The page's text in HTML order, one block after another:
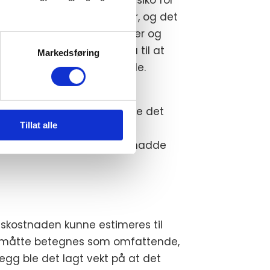
Markedsføring
Tillat alle
til skadedyrproblemer, og det
boligen, som råteskader og
viste også til at
og kan påføre stor skade.
erkjent ansvar for.
samtlige stikkprøver ble det
konstruksjonen mente
rotter og at problemet hadde
kunne estimeres til
betegnes som omfattende,
ble det lagt vekt på at det